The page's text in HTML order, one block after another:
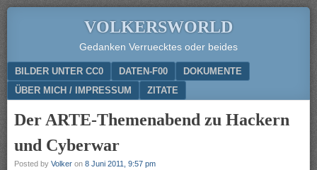
VOLKERSWORLD
Gedanken Verruecktes oder beides
Menu
SKIP TO CONTENT
BILDER UNTER CC0 DATEN-F00
DOKUMENTE
ÜBER MICH / IMPRESSUM
ZITATE
Der ARTE-Themenabend zu Hackern
und Cyberwar
Posted by Volker on 8 Juni 2011, 9:57 pm